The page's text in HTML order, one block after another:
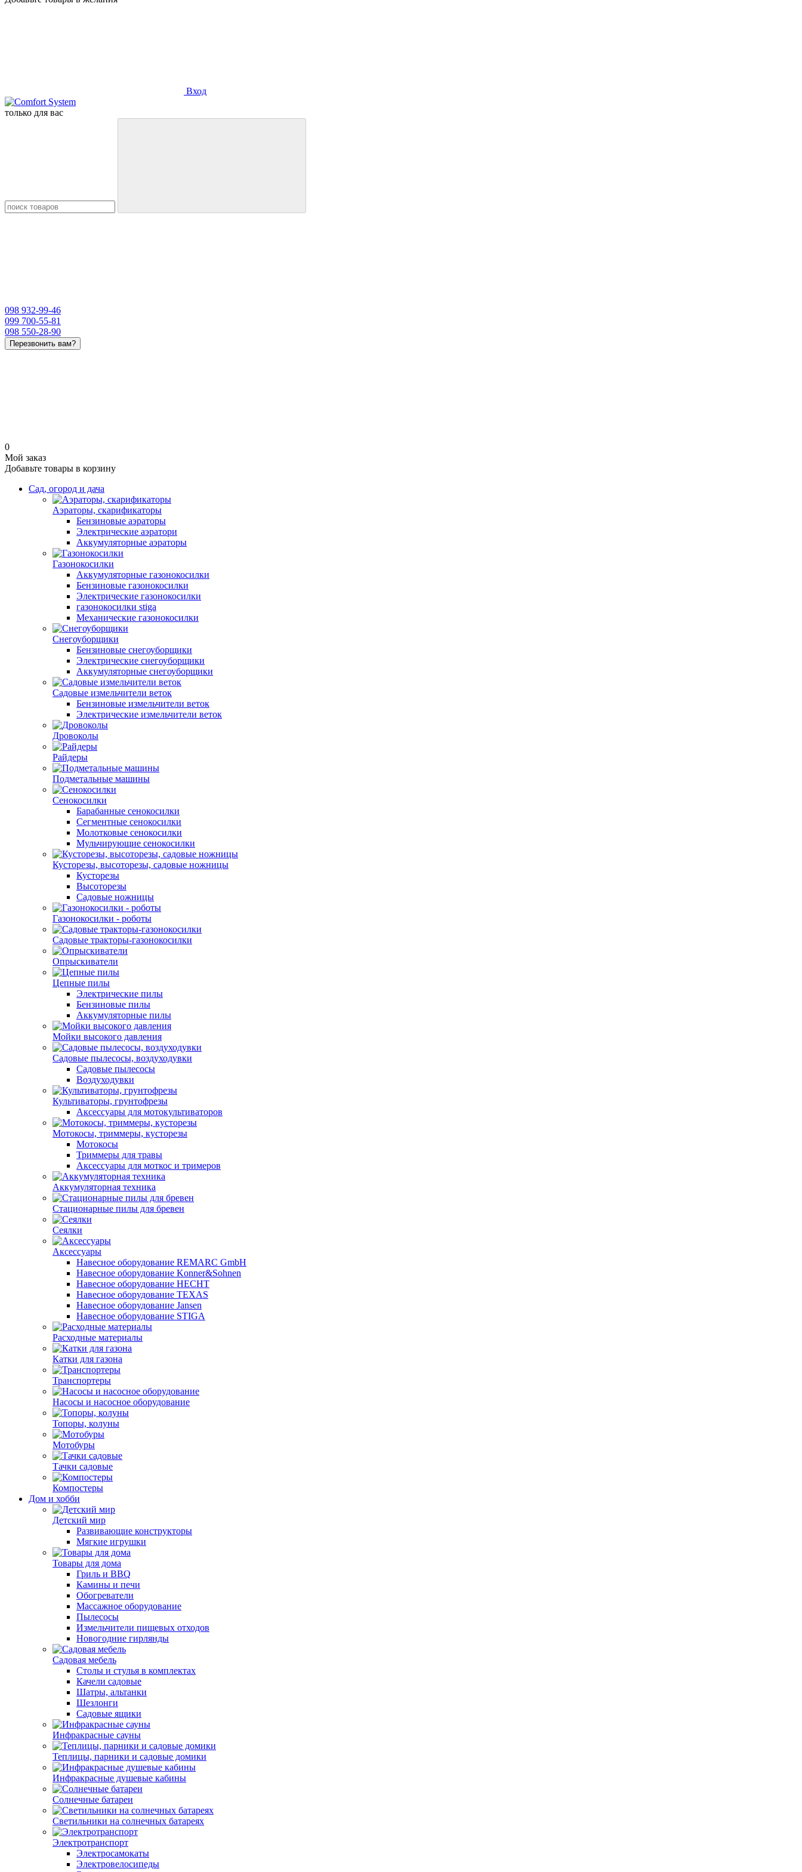
Вход
только для вас
098 932-99-46
099 700-55-81
098 550-28-90
Перезвонить вам?
0
Мой заказ
Добавьте товары в корзину
Сад, огород и дача
Аэраторы, скарификаторы
Бензиновые аэраторы
Электрические аэратори
Аккумуляторные аэраторы
Газонокосилки
Аккумуляторные газонокосилки
Бензиновые газонокосилки
Электрические газонокосилки
газонокосилки stiga
Механические газонокосилки
Снегоуборщики
Бензиновые снегоуборщики
Электрические снегоуборщики
Аккумуляторные снегоуборщики
Садовые измельчители веток
Бензиновые измельчители веток
Электрические измельчители веток
Дровоколы
Райдеры
Подметальные машины
Сенокосилки
Барабанные сенокосилки
Сегментные сенокосилки
Молотковые сенокосилки
Мульчирующие сенокосилки
Кусторезы, высоторезы, садовые ножницы
Кусторезы
Высоторезы
Садовые ножницы
Газонокосилки - роботы
Садовые тракторы-газонокосилки
Опрыскиватели
Цепные пилы
Электрические пилы
Бензиновые пилы
Аккумуляторные пилы
Мойки высокого давления
Садовые пылесосы, воздуходувки
Садовые пылесосы
Воздуходувки
Культиваторы, грунтофрезы
Аксессуары для мотокультиваторов
Мотокосы, триммеры, кусторезы
Мотокосы
Триммеры для травы
Аксессуары для моткос и тримеров
Аккумуляторная техника
Стационарные пилы для бревен
Сеялки
Аксессуары
Навесное оборудование REMARC GmbH
Навесное оборудование Konner&Sohnen
Навесное оборудование HECHT
Навесное оборудование TEXAS
Навесное оборудование Jansen
Навесное оборудование STIGA
Расходные материалы
Катки для газона
Транспортеры
Насосы и насосное оборудование
Топоры, колуны
Мотобуры
Тачки садовые
Компостеры
Дом и хобби
Детский мир
Развивающие конструкторы
Мягкие игрушки
Товары для дома
Гриль и BBQ
Камины и печи
Обогреватели
Массажное оборудование
Пылесосы
Измельчители пищевых отходов
Новогодние гирлянды
Садовая мебель
Столы и стулья в комплектах
Качели садовые
Шатры, альтанки
Шезлонги
Садовые ящики
Инфракрасные сауны
Теплицы, парники и садовые домики
Инфракрасные душевые кабины
Солнечные батареи
Светильники на солнечных батареях
Электротранспорт
Электросамокаты
Электровелосипеды